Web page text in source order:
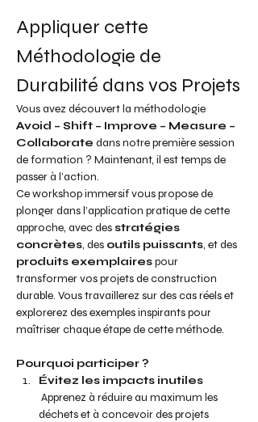
Appliquer cette
Méthodologie de
Durabilité dans vos Projets
Vous avez découvert la méthodologie
Avoid – Shift – Improve – Measure –
Collaborate dans notre première session
de formation ? Maintenant, il est temps de
passer à l’action.
Ce workshop immersif vous propose de
plonger dans l’application pratique de cette
approche, avec des stratégies
concrètes, des outils puissants, et des
produits exemplaires pour
transformer vos projets de construction
durable. Vous travaillerez sur des cas réels et
explorerez des exemples inspirants pour
maîtriser chaque étape de cette méthode.
Pourquoi participer ?
Évitez les impacts inutiles
déchets et à concevoir des projets